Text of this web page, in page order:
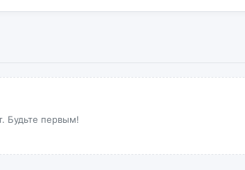
Будьте первым!